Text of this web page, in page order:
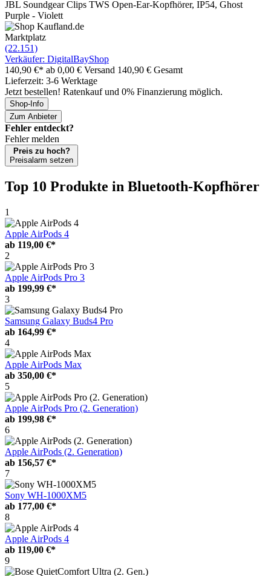
JBL Soundgear Clips TWS Open-Ear-Kopfhörer, IP54, Ghost
Purple - Violett
Marktplatz
(22.151)
Verkäufer: DigitalBayShop
140,90 €* ab 0,00 € Versand 140,90 € Gesamt
Lieferzeit: 3-6 Werktage
Jetzt bestellen! Ratenkauf und 0% Finanzierung möglich.
Shop-Info
Zum Anbieter
Fehler entdeckt?
Fehler melden
Preis zu hoch?
Preisalarm setzen
Top 10 Produkte in Bluetooth-Kopfhörer
1
Apple AirPods 4
ab 119,00 €*
2
Apple AirPods Pro 3
ab 199,99 €*
3
Samsung Galaxy Buds4 Pro
ab 164,99 €*
4
Apple AirPods Max
ab 350,00 €*
5
Apple AirPods Pro (2. Generation)
ab 199,98 €*
6
Apple AirPods (2. Generation)
ab 156,57 €*
7
Sony WH-1000XM5
ab 177,00 €*
8
Apple AirPods 4
ab 119,00 €*
9